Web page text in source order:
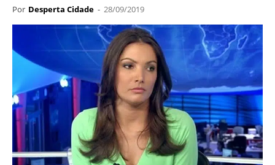
Por Desperta Cidade - 28/09/2019